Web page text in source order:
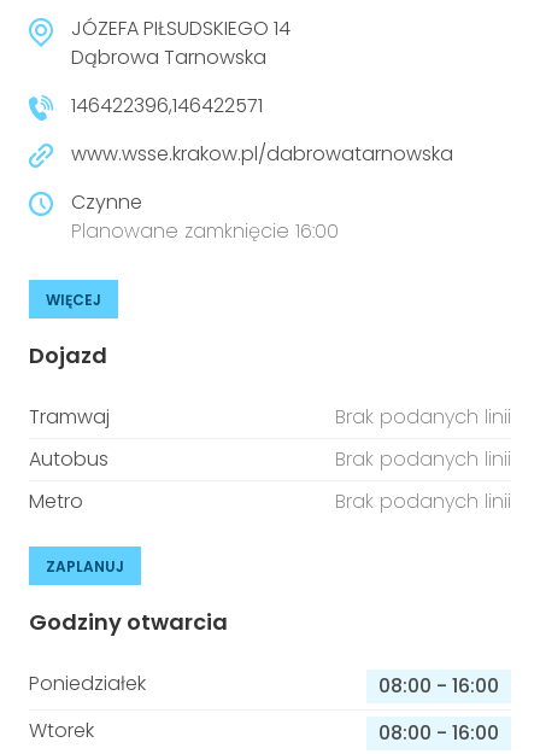
JÓZEFA PIŁSUDSKIEGO 14
Dąbrowa Tarnowska
146422396,146422571
www.wsse.krakow.pl/dabrowatarnowska
Czynne
Planowane zamknięcie 16:00
WIĘCEJ
Dojazd
Tramwaj
Brak podanych linii
Autobus
Brak podanych linii
Metro
Brak podanych linii
ZAPLANUJ
Godziny otwarcia
Poniedziałek 08:00 - 16:00
Wtorek
08:00 - 16:00